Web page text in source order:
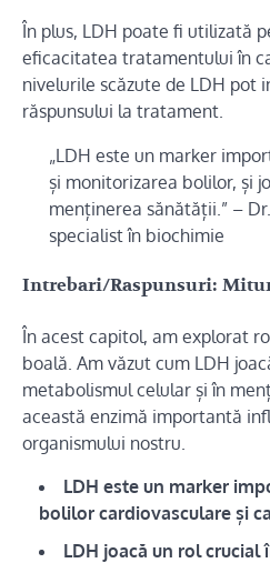
În plus, LDH poate fi utilizată
eficacitatea tratamentului în
nivelurile scăzute de LDH pot
răspunsului la tratament.
„LDH este un marker
și monitorizarea bolilor, și
menținerea sănătății.” –
specialist în biochimie
Intrebari/Raspunsuri:
În acest capitol, am explorat
boală. Am văzut cum LDH
metabolismul celular și în
această enzimă importantă
organismului nostru.
LDH este un marker
bolilor cardiovasculare și
LDH joacă un rol